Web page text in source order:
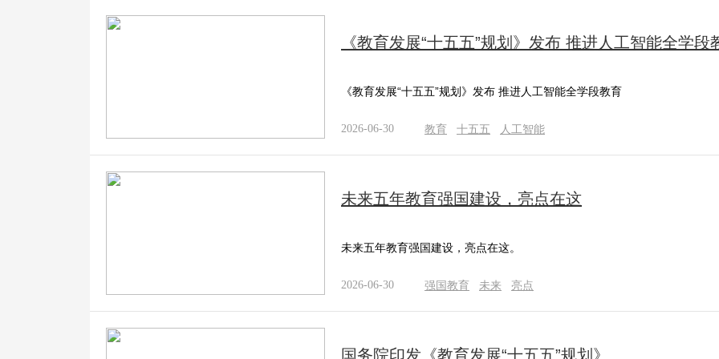
《教育发展“十五五”规划》发布 推进人工智能全学段
《教育发展“十五五”规划》发布 推进人工智能全学段教育
2026-06-30 教育 十五五 人工智能
未来五年教育强国建设，亮点在这
未来五年教育强国建设，亮点在这。
2026-06-30 强国教育 未来 亮点
国务院印发《教育发展“十五五”规划》